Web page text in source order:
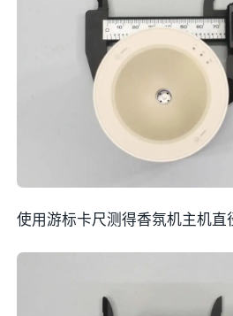
使用游标卡尺测得香氛机主机直